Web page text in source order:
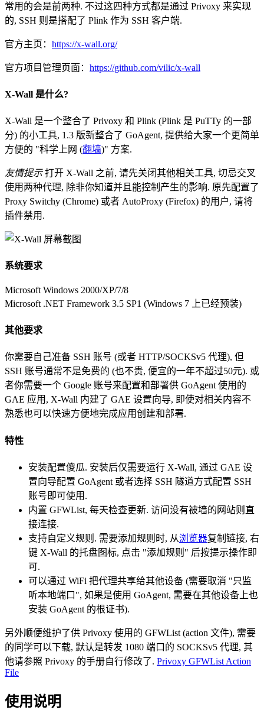
常用的会是前两种. 不过这四种方式都是通过 Privoxy 来实现
的, SSH 则是搭配了 Plink 作为 SSH 客户端.
官方主页： https://x-wall.org/
官方项目管理页面： https://github.com/vilic/x-wall
X-Wall 是什么?
X-Wall 是一个整合了 Privoxy 和 Plink (Plink 是 PuTTy 的一部
分) 的小工具, 1.3 版新整合了 GoAgent, 提供给大家一个更简单
方便的 "科学上网 (翻墙)" 方案.
友情提示打开 X-Wall 之前, 请先关闭其他相关工具, 切忌交叉
使用两种代理, 除非你知道并且能控制产生的影响. 原先配置了
Proxy Switchy (Chrome) 或者 AutoProxy (Firefox) 的用户, 请将
插件禁用.
系统要求
Microsoft Windows 2000/XP/7/8
Microsoft .NET Framework 3.5 SP1 (Windows 7 上已经预装)
其他要求
你需要自己准备 SSH 账号 (或者 HTTP/SOCKSv5 代理), 但
SSH 账号通常不是免费的 (也不贵, 便宜的一年不超过50元). 或
者你需要一个 Google 账号来配置和部署供 GoAgent 使用的
GAE 应用, X-Wall 内建了 GAE 设置向导, 即使对相关内容不
熟悉也可以快速方便地完成应用创建和部署.
特性
安装配置傻瓜. 安装后仅需要运行 X-Wall, 通过 GAE 设
置向导配置 GoAgent 或者选择 SSH 隧道方式配置 SSH
账号即可使用.
内置 GFWList, 每天检查更新. 访问没有被墙的网站则直
接连接.
支持自定义规则. 需要添加规则时, 从浏览器复制链接, 右
键 X-Wall 的托盘图标, 点击 "添加规则" 后按提示操作即
可.
可以通过 WiFi 把代理共享给其他设备 (需要取消 "只监
听本地端口", 如果是使用 GoAgent, 需要在其他设备上也
安装 GoAgent 的根证书).
另外顺便维护了供 Privoxy 使用的 GFWList (action 文件), 需要
的同学可以下载, 默认是转发 1080 端口的 SOCKSv5 代理, 其
他请参照 Privoxy 的手册自行修改了. Privoxy GFWList Action
File
使用说明